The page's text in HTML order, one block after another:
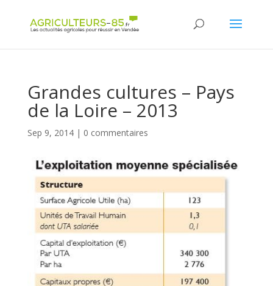
Grandes cultures – Pays
de la Loire – 2013
Sep 9, 2014| 0 commentaires